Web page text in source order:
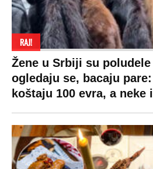
RAJ!
Žene u Srbiji su
ogledaju se, bacaju
koštaju 100 evra, a neke